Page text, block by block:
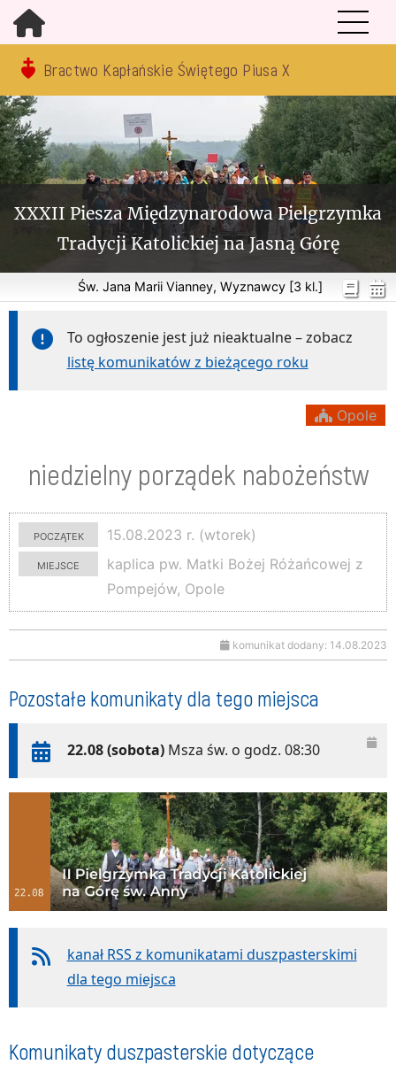
Bractwo Kapłańskie Świętego Piusa X
XXXII Piesza Międzynarodowa Pielgrzymka
Tradycji Katolickiej na Jasną Górę
Św. Jana Marii Vianney, Wyznawcy [3 kl.]
To ogłoszenie jest już nieaktualne – zobacz
listę komunikatów z bieżącego roku
Opole
niedzielny porządek nabożeństw
początek
15.08.2023 r. (wtorek)
miejsce
kaplica pw. Matki Bożej Różańcowej z
Pompejów, Opole
komunikat dodany: 14.08.2023
Pozostałe komunikaty dla tego miejsca
22.08 (sobota)Msza św. o godz. 08:30
kanał RSS z komunikatami duszpasterskimi
dla tego miejsca
Komunikaty duszpasterskie dotyczące